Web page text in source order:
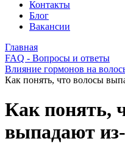
Контакты
Блог
Вакансии
Главная
FAQ - Вопросы и ответы
Влияние гормонов на
Как понять, что волосы
Как понять,
выпадают